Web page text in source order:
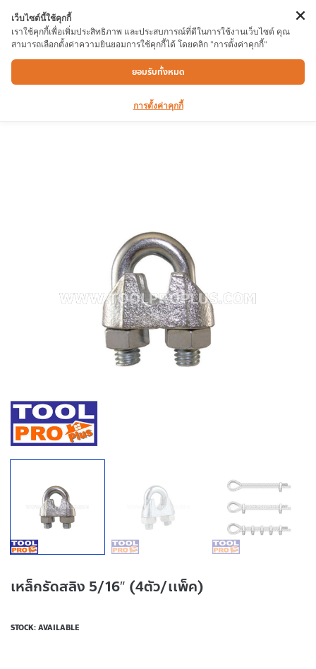
เหล็กรัดสลิง 5/16″ (4ตัว/เเพ็ค)
เหล็กรัดสลิง 5/16″ (4ตัว/เเพ็ค)
STOCK: AVAILABLE
เว็บไซต์นี้ใช้คุกกี้
เราใช้คุกกี้เพื่อเพิ่มประสิทธิภาพ และประสบการณ์ที่ดีในการใช้งานเว็บไซต์ คุณ
สามารถเลือกตั้งค่าความยินยอมการใช้คุกกี้ได้ โดยคลิก "การตั้งค่าคุกกี้"
ยอมรับทั้งหมด
การตั้งค่าคุกกี้